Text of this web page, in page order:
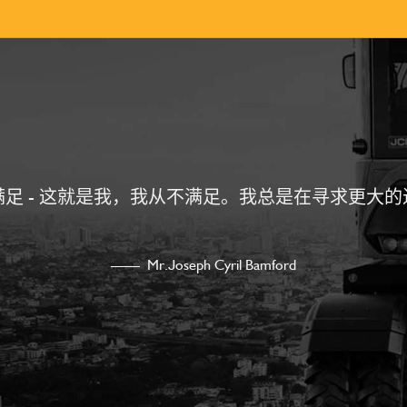
足 - 这就是我，我从不满足。我总是在寻求更大的
—— Mr.Joseph Cyril Bamford